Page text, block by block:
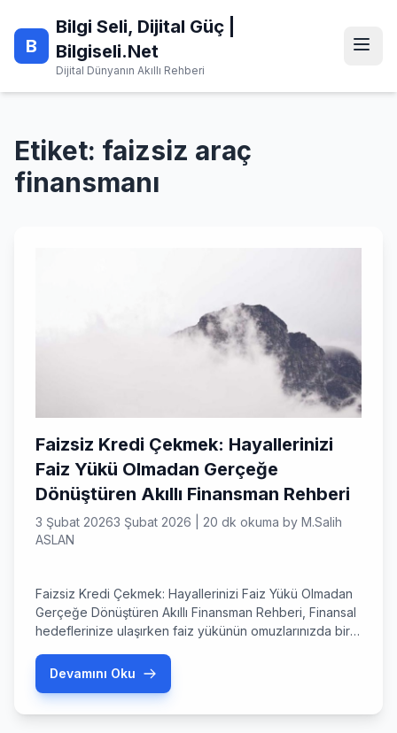
content
B
Bilgi Seli, Dijital Güç |
Bilgiseli.Net
Dijital Dünyanın Akıllı Rehberi
Etiket: faizsiz araç
finansmanı
Faizsiz Kredi Çekmek: Hayallerinizi
Faiz Yükü Olmadan Gerçeğe
Dönüştüren Akıllı Finansman Rehberi
3 Şubat 20263 Şubat 2026 20 dk okuma by M.Salih
ASLAN
Faizsiz Kredi Çekmek: Hayallerinizi Faiz Yükü Olmadan
Gerçeğe Dönüştüren Akıllı Finansman Rehberi, Finansal
hedeflerinize ulaşırken faiz yükünün omuzlarınızda bir
iş kurmak, eğitim masraflarını karşılamak ya da sadece
acil bir ihtiyacı gidermek… Giriş: Faiz Yükü Olmadan
Devamını Oku